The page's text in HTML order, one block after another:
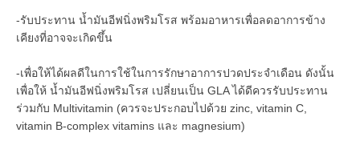
-รับประทาน น้ำมันอีฟนิ่งพริมโรส พร้อมอาหารเพื่อลดอาการข้าง
เคียงที่อาจจะเกิดขึ้น
-เพื่อให้ได้ผลดีในการใช้ในการรักษาอาการปวดประจำเดือน ดังนั้น
เพื่อให้ น้ำมันอีฟนิ่งพริมโรส เปลี่ยนเป็น GLA ได้ดีควรรับประทาน
ร่วมกับ Multivitamin (ควรจะประกอบไปด้วย zinc, vitamin C,
vitamin B-complex vitamins และ magnesium)